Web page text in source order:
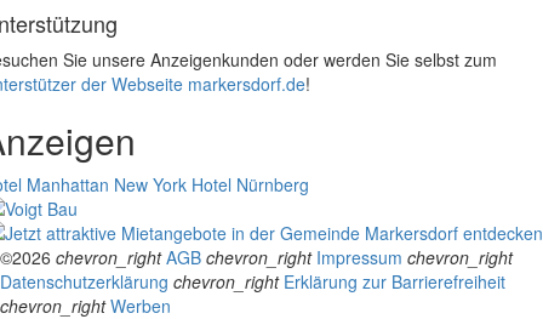
Sie unsere Anzeigenkunden oder werden Sie selbst zum
der Webseite markersdorf.de!
Manhattan New York Hotel Nürnberg
©2026 chevron_right AGB chevron_right Impressum chevron_right
Datenschutzerklärung chevron_right Erklärung zur Barrierefreiheit
chevron_right Werben